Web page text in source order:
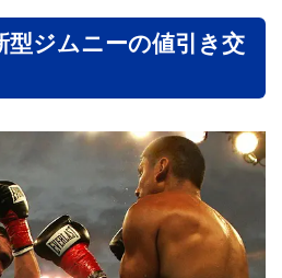
型ジムニーの値引き交